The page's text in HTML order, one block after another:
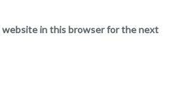
website in this browser for the next